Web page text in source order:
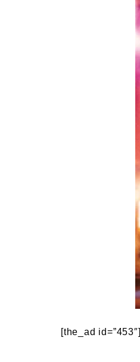
[the_ad id=”453″]